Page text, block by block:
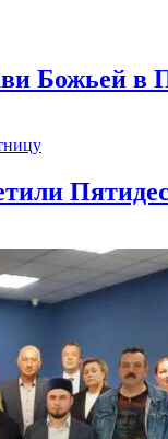
Божьей в